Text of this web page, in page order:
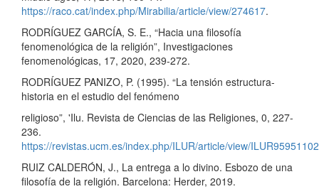
https://raco.cat/index.php/Mirabilia/article/view/274617.
RODRÍGUEZ GARCÍA, S. E., “Hacia una filosofía
fenomenológica de la religión”, Investigaciones
fenomenológicas, 17, 2020, 239-272.
RODRÍGUEZ PANIZO, P. (1995). “La tensión estructura-
historia en el estudio del fenómeno
religioso”, 'Ilu. Revista de Ciencias de las Religiones, 0, 227-
236.
https://revistas.ucm.es/index.php/ILUR/article/view/
RUIZ CALDERÓN, J., La entrega a lo divino. Esbozo de una
filosofía de la religión. Barcelona: Herder, 2019.